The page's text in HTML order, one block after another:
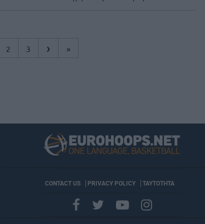
2 3 › »
CONTACT US PRIVACY POLICY ΤΑΥΤΟΤΗΤΑ